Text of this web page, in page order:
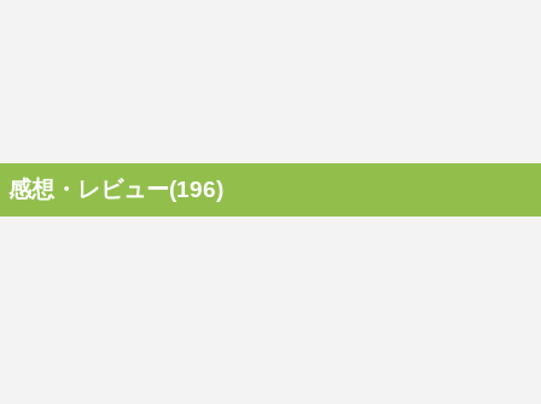
感想・レビュー(196)